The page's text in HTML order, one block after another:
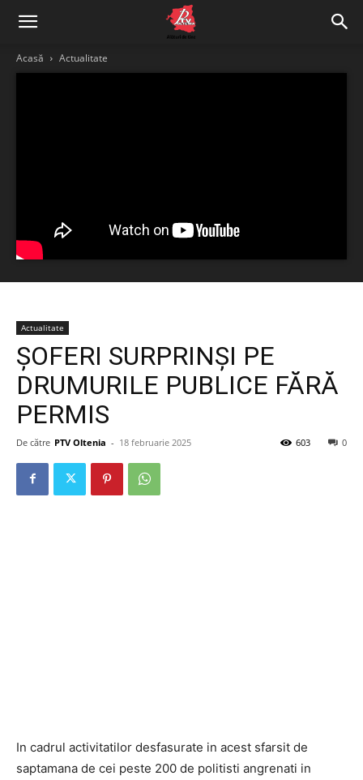
Acasă Actualitate
Actualitate
ŞOFERI SURPRINŞI PE
DRUMURILE PUBLICE FĂRĂ
PERMIS
De către PTV Oltenia - 18 februarie 2025 0
603
In cadrul activitatilor desfasurate in acest sfarsit de
saptamana de cei peste 200 de politisti angrenati in